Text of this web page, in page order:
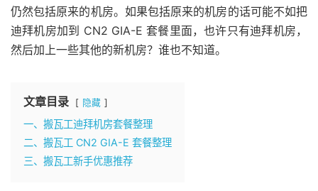
仍然包括原来的机房。如果包括原来的机房的话可能不如把
迪拜机房加到 CN2 GIA-E 套餐里面，也许只有迪拜机房，
然后加上一些其他的新机房？谁也不知道。
文章目录 隐藏
一、搬瓦工迪拜机房套餐整理
二、搬瓦工 CN2 GIA-E 套餐整理
三、搬瓦工新手优惠推荐